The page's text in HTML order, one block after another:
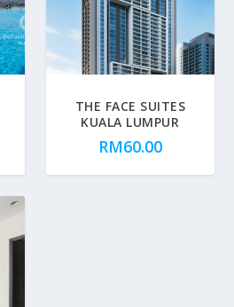
THE FACE SUITES
KUALA LUMPUR
RM60.00